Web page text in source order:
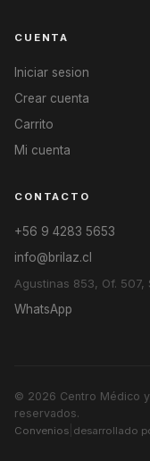
CUENTA
Iniciar sesion
Crear cuenta
Carrito
Mi cuenta
CONTACTO
+56 9 4283 5653
info@brilaz.cl
Agustinas 853, Of. 507,
WhatsApp
© 2026 Centro Médico
reservados.
Convenios desarrollado